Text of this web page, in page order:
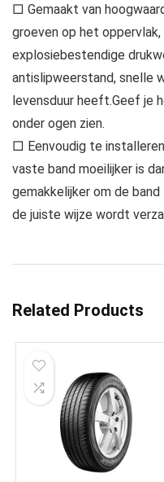
□ Gemaakt van
groeven op het
explosiebestendige
antislipweerstand, snelle
levensduur heeft.Geef je
onder ogen zien.
□ Eenvoudig te
vaste band moeilijker is
gemakkelijker om de
de juiste wijze wordt
Related Products